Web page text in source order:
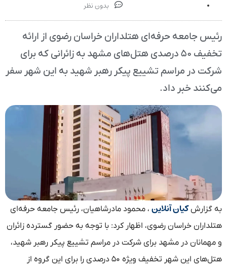
بدون نظر
رئیس جامعه حرفه‌ای هتلداران خراسان رضوی از ارائه
تخفیف ۵۰ درصدی هتل‌های مشهد به زائرانی که برای
شرکت در مراسم تشییع پیکر رهبر شهید به این شهر سفر
می‌کنند خبر داد.
به گزارشکیان آنلاین ، محمود مادرشاهیان، رئیس جامعه حرفه‌ای
هتلداران خراسان رضوی، اظهار کرد: با توجه به حضور گسترده زائران
و مهمانان در مشهد برای شرکت در مراسم تشییع پیکر رهبر شهید،
هتل‌های این شهر تخفیف ویژه ۵۰ درصدی را برای این گروه از